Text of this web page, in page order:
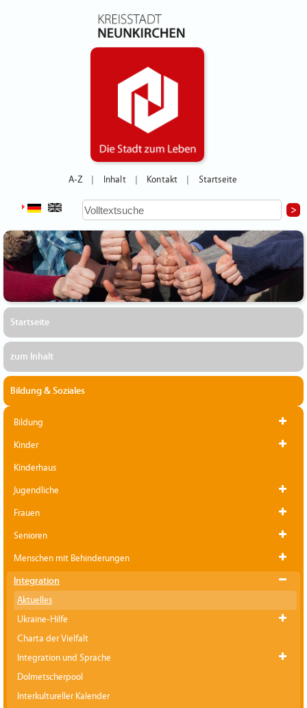
A-Z Inhalt Kontakt Startseite
Startseite
zum Inhalt
Bildung & Soziales
Bildung
Kinder
Kinderhaus
Jugendliche
Frauen
Senioren
Menschen mit Behinderungen
Integration
Aktuelles
Ukraine-Hilfe
Charta der Vielfalt
Integration und Sprache
Dolmetscherpool
Interkultureller Kalender